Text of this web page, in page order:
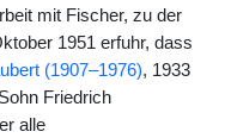
mit Fischer, zu der
1951 erfuhr, dass
(1907–1976), 1933
Friedrich
alle